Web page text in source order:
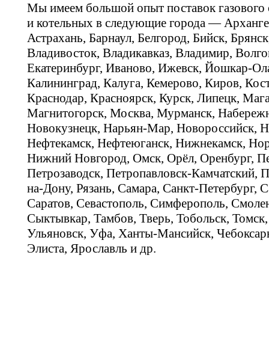
Мы имеем большой опыт поставок газового
и котельных в следующие города —
Астрахань, Барнаул, Белгород, Бийск,
Владивосток, Владикавказ, Владимир,
Екатеринбург, Иваново, Ижевск, Йошкар-
Калининград, Калуга, Кемерово, Киров,
Краснодар, Красноярск, Курск, Липецк,
Магнитогорск, Москва, Мурманск,
Новокузнецк, Нарьян-Мар, Новороссийск,
Нефтекамск, Нефтеюганск, Нижнекамск,
Нижний Новгород, Омск, Орёл, Оренбург,
Петрозаводск, Петропавловск-Камчатский,
на-Дону, Рязань, Самара, Санкт-Петербург,
Саратов, Севастополь, Симферополь,
Сыктывкар, Тамбов, Тверь, Тобольск,
Ульяновск, Уфа, Ханты-Мансийск,
Элиста, Ярославль и др.